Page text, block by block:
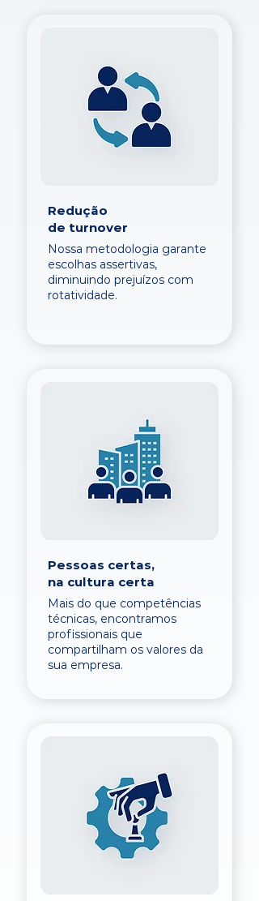
Redução
de turnover
Nossa metodologia garante
escolhas assertivas,
diminuindo prejuízos com
rotatividade.
Pessoas certas,
na cultura certa
Mais do que competências
técnicas, encontramos
profissionais que
compartilham os valores da
sua empresa.